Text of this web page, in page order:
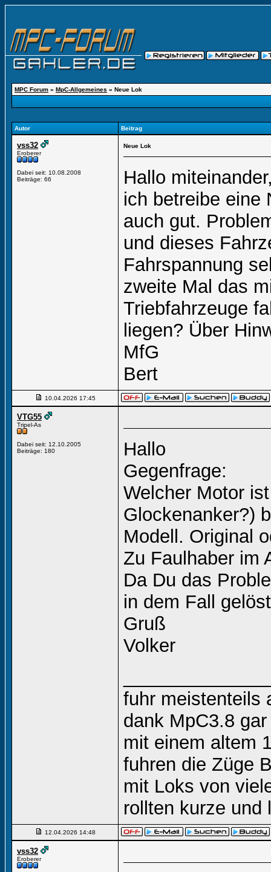
MPC Forum » MpC-Allgemeines » Neue Lok
Autor Beitrag
vss32
Eroberer
Dabei seit: 10.08.2008
Beiträge: 66
Neue Lok
Hallo
ich betreibe eine
auch gut.
und dieses
Fahrspannung
zweite Mal das
Triebfahrzeuge
liegen? Über
MfG
Bert
10.04.2026 17:45
VTG55
Tripel-As
Dabei seit: 12.10.2005
Beiträge: 180
Hallo
Gegenfrage:
Welcher Motor
Glockenanker?)
Modell. Original
Zu Faulhaber im
Da Du das
in dem Fall
Gruß
Volker
fuhr meistenteils
dank MpC3.8
mit einem altem
fuhren die Züge
mit Loks von
rollten kurze und
12.04.2026 14:48
vss32
Eroberer